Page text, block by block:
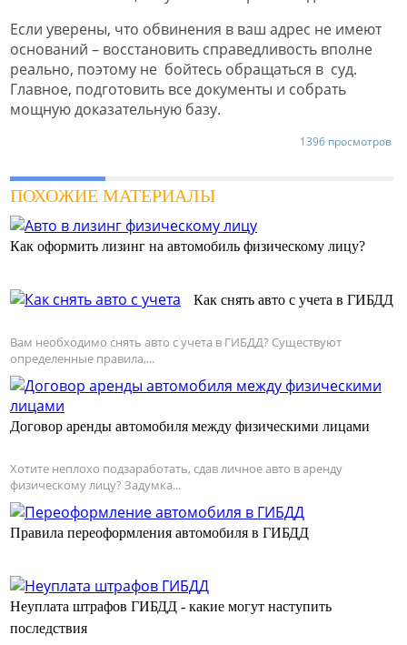
Если уверены, что обвинения в ваш адрес не имеют
оснований – восстановить справедливость вполне
реально, поэтому не бойтесь обращаться в суд.
Главное, подготовить все документы и собрать
мощную доказательную базу.
1396 просмотров
ПОХОЖИЕ МАТЕРИАЛЫ
Как оформить лизинг на автомобиль физическому лицу?
Как снять авто с учета в ГИБДД
Вам необходимо снять авто с учета в ГИБДД? Существуют
определенные правила,...
Договор аренды автомобиля между физическими лицами
Хотите неплохо подзаработать, сдав личное авто в аренду
физическому лицу? Задумка...
Правила переоформления автомобиля в ГИБДД
Неуплата штрафов ГИБДД - какие могут наступить
последствия